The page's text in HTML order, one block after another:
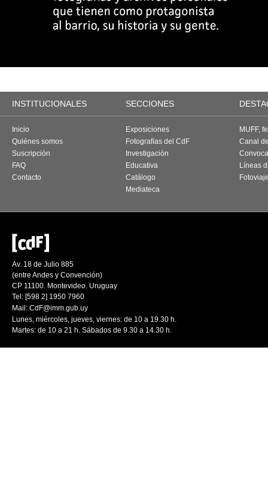
INSTITUCIONALES SECCIONES
Inicio
Quiénes somos
Suscripción
FAQ
Contacto
Exposiciones
Fotografías del CdF
Investigación
Educativa
Catálogo
Mediateca
MUFF,
Canal
Líneas
Av. 18 de Julio 885
(entre Andes y Convención)
CP 11100. Montevideo. Uruguay
Tel: [598 2] 1950 7960
Mail: CdF@imm.gub.uy
Lunes, miércoles, jueves, viernes: de 10 a 19.30 h.
Martes: de 10 a 21 h. Sábados de 9.30 a 14.30 h.